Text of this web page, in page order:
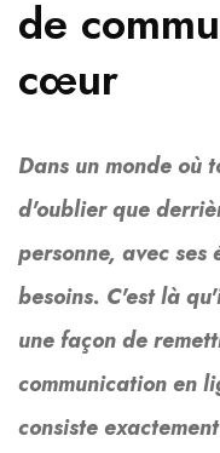
de
cœur
Dans un monde où
d'oublier que
personne, avec ses
besoins. C'est là
une façon de
communication en
consiste